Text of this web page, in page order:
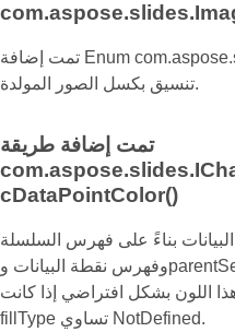
تمت إضافة Enum com.aspose.slides.ImagePixelFormat لتحديد
تنسيق بكسل الصور المولدة.
تمت إضافة طريقة
cDataPointColor()
البيانات بناءً على فهرس السلسلة
وفهرس نقطة البيانات وparentSeriesGroup والقيم isColorVaried
اللون بشكل افتراضي إذا كانت
fillType تساوي NotDefined.